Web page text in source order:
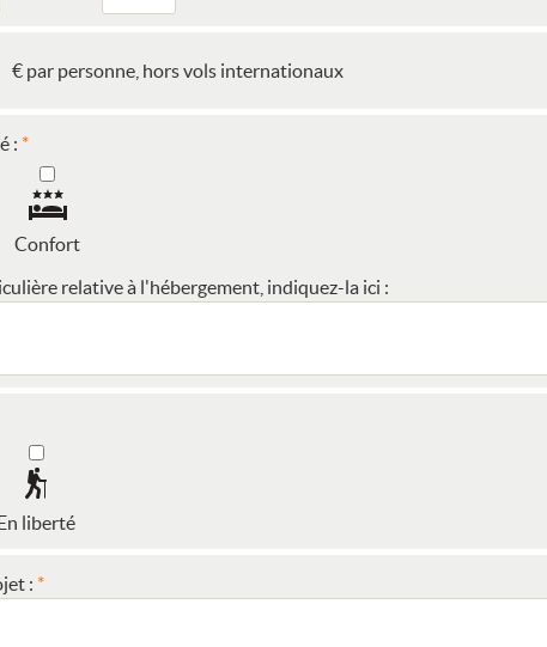
€ par personne, hors vols internationaux
:
Confort
relative à l'hébergement, indiquez-la ici :
liberté
: